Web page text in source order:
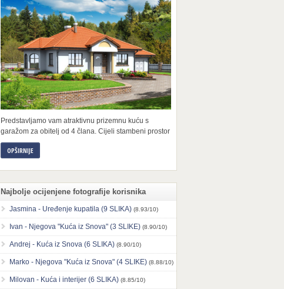
Predstavljamo vam atraktivnu prizemnu kuću s
garažom za obitelj od 4 člana. Cijeli stambeni prostor
OPŠIRNIJE
Najbolje ocijenjene fotografije korisnika
Jasmina - Uređenje kupatila (9 SLIKA) (8.93/10)
Ivan - Njegova "Kuća iz Snova" (3 SLIKE) (8.90/10)
Andrej - Kuća iz Snova (6 SLIKA) (8.90/10)
Marko - Njegova "Kuća iz Snova" (4 SLIKE) (8.88/10)
Milovan - Kuća i interijer (6 SLIKA) (8.85/10)